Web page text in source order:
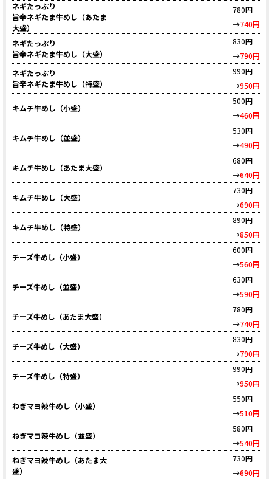
ネギたっぷり
旨辛ネギたま牛めし（あたま
大盛）
780円
→740円
ネギたっぷり
旨辛ネギたま牛めし（大盛）
830円
→790円
ネギたっぷり
旨辛ネギたま牛めし（特盛）
990円
→950円
キムチ牛めし（小盛）
500円
→460円
キムチ牛めし（並盛）
530円
→490円
キムチ牛めし（あたま大盛）
680円
→640円
キムチ牛めし（大盛）
730円
→690円
キムチ牛めし（特盛）
890円
→850円
チーズ牛めし（小盛）
600円
→560円
チーズ牛めし（並盛）
630円
→590円
チーズ牛めし（あたま大盛）
780円
→740円
チーズ牛めし（大盛）
830円
→790円
チーズ牛めし（特盛）
990円
→950円
ねぎマヨ辣牛めし（小盛）
550円
→510円
ねぎマヨ辣牛めし（並盛）
580円
→540円
ねぎマヨ辣牛めし（あたま大
盛）
730円
→690円